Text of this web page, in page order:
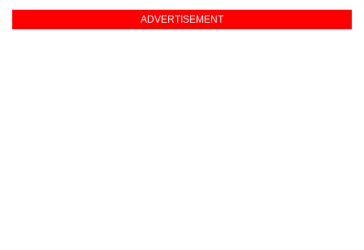
ADVERTISEMENT